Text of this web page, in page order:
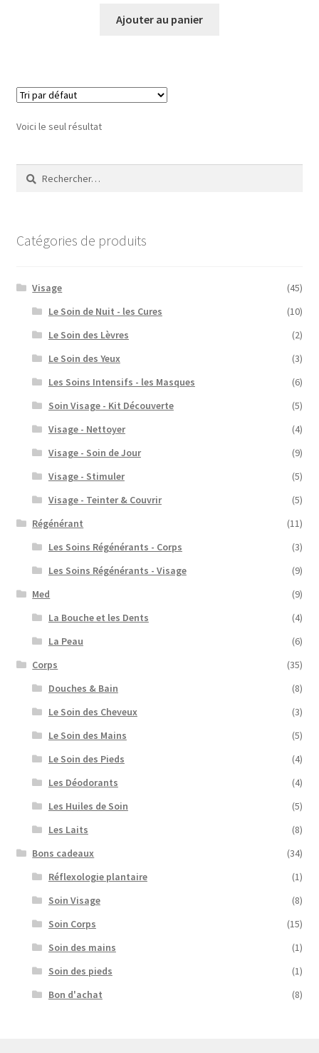
Ajouter au panier
Voici le seul résultat
Rechercher :
Catégories de produits
Visage
(45)
Le Soin de Nuit - les Cures
(10)
Le Soin des Lèvres
(2)
Le Soin des Yeux
(3)
Les Soins Intensifs - les Masques
(6)
Soin Visage - Kit Découverte
(5)
Visage - Nettoyer
(4)
Visage - Soin de Jour
(9)
Visage - Stimuler
(5)
Visage - Teinter & Couvrir
(5)
Régénérant
(11)
Les Soins Régénérants - Corps
(3)
Les Soins Régénérants - Visage
(9)
Med
(9)
La Bouche et les Dents
(4)
La Peau
(6)
Corps
(35)
Douches & Bain
(8)
Le Soin des Cheveux
(3)
Le Soin des Mains
(5)
Le Soin des Pieds
(4)
Les Déodorants
(4)
Les Huiles de Soin
(5)
Les Laits
(8)
Bons cadeaux
(34)
Réflexologie plantaire
(1)
Soin Visage
(8)
Soin Corps
(15)
Soin des mains
(1)
Soin des pieds
(1)
Bon d'achat
(8)